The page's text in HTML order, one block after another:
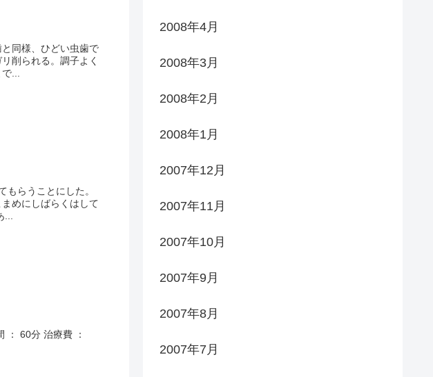
同様、ひどい虫歯で
削られる。調子よく
...
らうことにした。
めにしばらくはして
...
： 60分 治療費 ：
2008年4月
2008年3月
2008年2月
2008年1月
2007年12月
2007年11月
2007年10月
2007年9月
2007年8月
2007年7月